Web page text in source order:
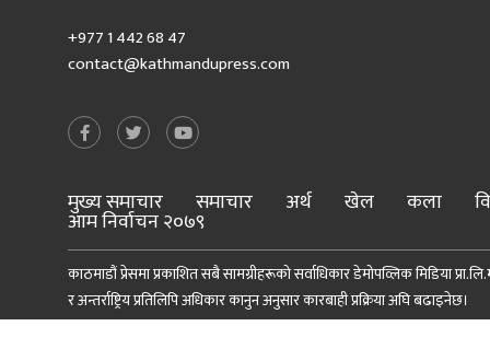
+977 1 442 68 47
contact@kathmandupress.com
मुख्य समाचार समाचार अर्थ खेल कला
आम निर्वाचन २०७९
काठमाडौं प्रेसमा प्रकाशित सबै सामग्रीहरूको सर्वाधिकार डेमोपव्लिक मिडिया
र अन्तर्राष्ट्रिय प्रतिलिपि अधिकार कानुन अनुसार कारबाही प्रक्रिया अघि बढाइनेछ।